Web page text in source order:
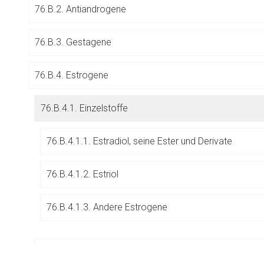
76.B.2. Antiandrogene
76.B.3. Gestagene
76.B.4. Estrogene
76.B.4.1. Einzelstoffe
76.B.4.1.1. Estradiol, seine Ester und Derivate
76.B.4.1.2. Estriol
76.B.4.1.3. Andere Estrogene
Betreiber